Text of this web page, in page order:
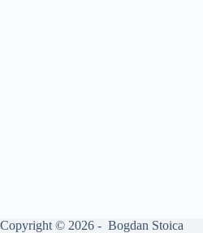
Copyright © 2026 - Bogdan Stoica